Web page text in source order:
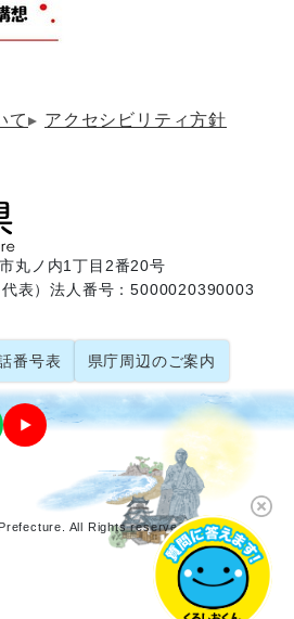
て
アクセシビリティ方針
丸ノ内1丁目2番20号
表）法人番号：5000020390003
番号表 県庁周辺のご案内
All Rights reserved.